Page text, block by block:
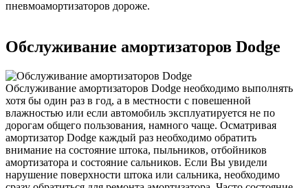
пневмоамортизаторов дороже.
Обслуживание амортизаторов Dodge
Обслуживание амортизаторов Dodge необходимо выполнять
хотя бы один раз в год, а в местности с повешенной
влажностью или если автомобиль эксплуатируется не по
дорогам общего пользования, намного чаще. Осматривая
амортизатор Dodge каждый раз необходимо обратить
внимание на состояние штока, пыльников, отбойников
амортизатора и состояние сальников. Если Вы увидели
нарушение поверхности штока или сальника, необходимо